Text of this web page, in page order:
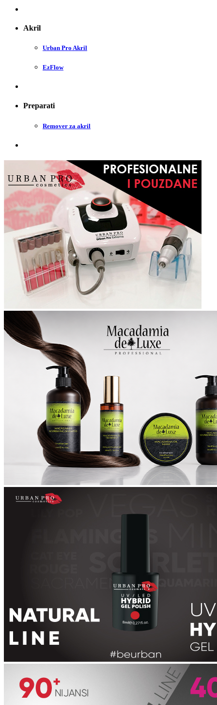
Akril
Urban Pro Akril
EzFlow
Preparati
Remover za akril